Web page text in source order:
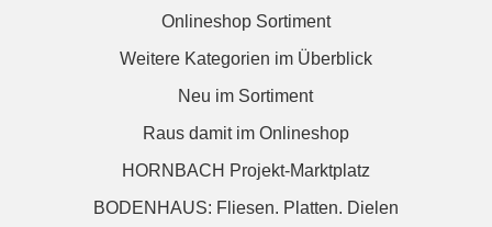
Onlineshop Sortiment
Weitere Kategorien im Überblick
Neu im Sortiment
Raus damit im Onlineshop
HORNBACH Projekt-Marktplatz
BODENHAUS: Fliesen. Platten. Dielen